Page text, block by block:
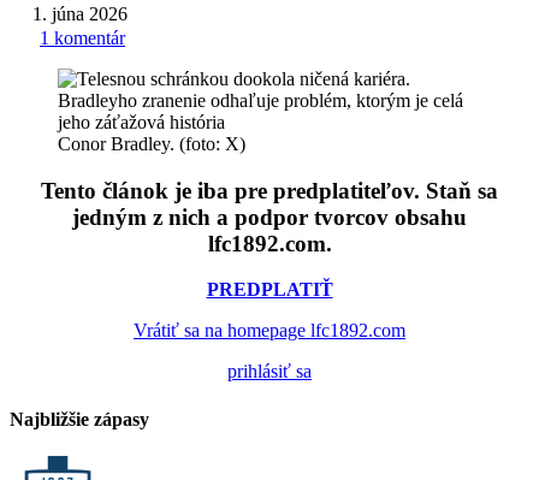
1. júna 2026
1 komentár
Conor Bradley. (foto: X)
Tento článok je iba pre predplatiteľov. Staň sa
jedným z nich a podpor tvorcov obsahu
lfc1892.com.
PREDPLATIŤ
Vrátiť sa na homepage lfc1892.com
prihlásiť sa
Najbližšie zápasy